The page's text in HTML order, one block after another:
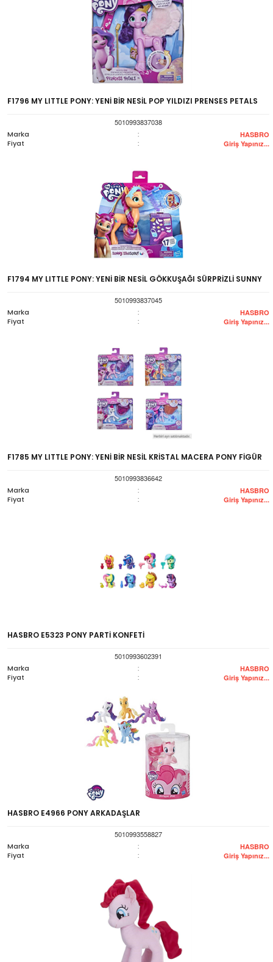
F1796 MY LITTLE PONY: YENİ BİR NESİL POP YILDIZI PRENSES PETALS
5010993837038
Marka
: HASBRO
Fiyat : Giriş Yapınız...
F1794 MY LITTLE PONY: YENİ BİR NESİL GÖKKUŞAĞI SÜRPRİZLİ SUNNY
5010993837045
Marka
: HASBRO
Fiyat : Giriş Yapınız...
F1785 MY LITTLE PONY: YENİ BİR NESİL KRİSTAL MACERA PONY FİGÜR
5010993836642
Marka
: HASBRO
Fiyat : Giriş Yapınız...
HASBRO E5323 PONY PARTİ KONFETİ
5010993602391
Marka
: HASBRO
Fiyat : Giriş Yapınız...
HASBRO E4966 PONY ARKADAŞLAR
5010993558827
Marka
: HASBRO
Fiyat : Giriş Yapınız...